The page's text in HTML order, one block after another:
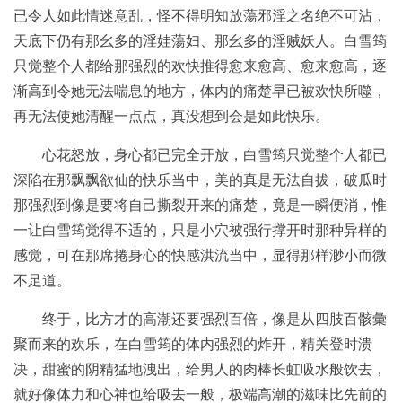
已令人如此情迷意乱，怪不得明知放蕩邪淫之名绝不可沾，
天底下仍有那幺多的淫娃蕩妇、那幺多的淫贼妖人。白雪筠
只觉整个人都给那强烈的欢快推得愈来愈高、愈来愈高，逐
渐高到令她无法喘息的地方，体内的痛楚早已被欢快所噬，
再无法使她清醒一点点，真没想到会是如此快乐。
心花怒放，身心都已完全开放，白雪筠只觉整个人都已
深陷在那飘飘欲仙的快乐当中，美的真是无法自拔，破瓜时
那强烈到像是要将自己撕裂开来的痛楚，竟是一瞬便消，惟
一让白雪筠觉得不适的，只是小穴被强行撑开时那种异样的
感觉，可在那席捲身心的快感洪流当中，显得那样渺小而微
不足道。
终于，比方才的高潮还要强烈百倍，像是从四肢百骸彙
聚而来的欢乐，在白雪筠的体内强烈的炸开，精关登时溃
决，甜蜜的阴精猛地洩出，给男人的肉棒长虹吸水般饮去，
就好像体力和心神也给吸去一般，极端高潮的滋味比先前的